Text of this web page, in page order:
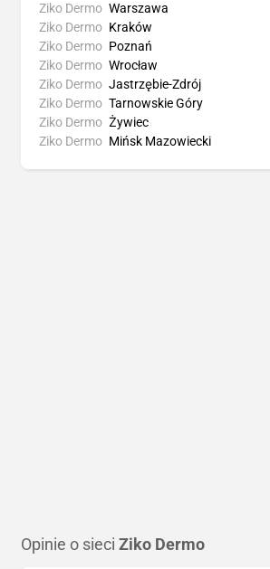
Ziko Dermo Warszawa
Ziko Dermo Kraków
Ziko Dermo Poznań
Ziko Dermo Wrocław
Ziko Dermo Jastrzębie-Zdrój
Ziko Dermo Tarnowskie Góry
Ziko Dermo Żywiec
Ziko Dermo Mińsk Mazowiecki
Opinie o sieci Ziko Dermo